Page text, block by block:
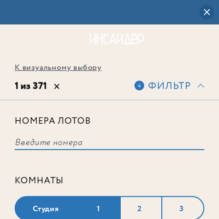
К визуальному выбору
1 из 371 4 ФИЛЬТР
НОМЕРА ЛОТОВ
КОМНАТЫ
Студия 1 2 3